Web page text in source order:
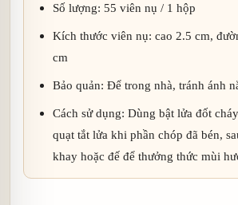
Số lượng: 55 viên nụ / 1 hộp
Kích thước viên nụ: cao 2.5 cm,
cm
Bảo quản: Để trong nhà, tránh ánh
Cách sử dụng: Dùng bật lửa đốt
quạt tắt lửa khi phần chóp đã bén,
khay hoặc đế để thưởng thức mùi